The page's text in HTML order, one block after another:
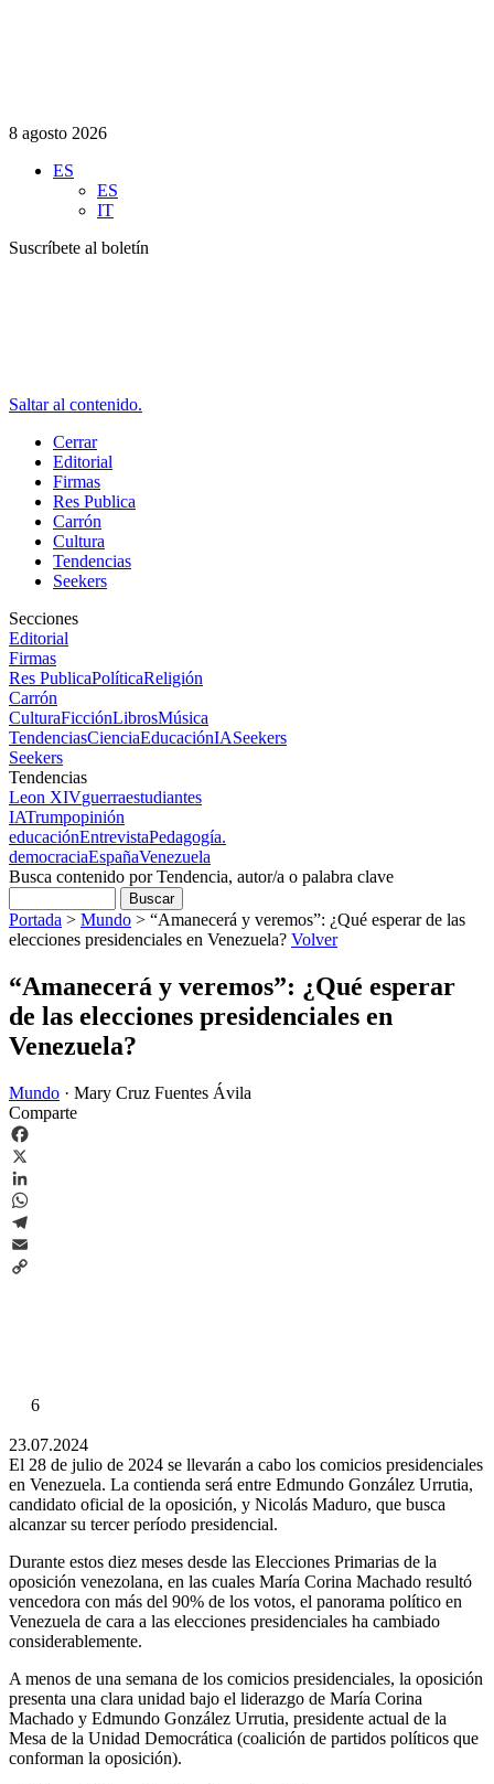
8 agosto 2026
ES
ES
IT
Suscríbete al boletín
Saltar al contenido.
Cerrar
Editorial
Firmas
Res Publica
Carrón
Cultura
Tendencias
Seekers
Secciones
Editorial
Firmas
Res PublicaPolíticaReligión
Carrón
CulturaFicciónLibrosMúsica
TendenciasCienciaEducaciónIASeekers
Seekers
Tendencias
Leon XIVguerraestudiantes
IATrumpopinión
educaciónEntrevistaPedagogía.
democraciaEspañaVenezuela
Busca contenido por Tendencia, autor/a o palabra clave
Portada > Mundo > “Amanecerá y veremos”: ¿Qué esperar de las
elecciones presidenciales en Venezuela? Volver
“Amanecerá y veremos”: ¿Qué esperar
de las elecciones presidenciales en
Venezuela?
Mundo · Mary Cruz Fuentes Ávila
Comparte
Facebook
X
LinkedIn
WhatsApp
Telegram
Email
6
23.07.2024
El 28 de julio de 2024 se llevarán a cabo los comicios presidenciales
en Venezuela. La contienda será entre Edmundo González Urrutia,
candidato oficial de la oposición, y Nicolás Maduro, que busca
alcanzar su tercer período presidencial.
Durante estos diez meses desde las Elecciones Primarias de la
oposición venezolana, en las cuales María Corina Machado resultó
vencedora con más del 90% de los votos, el panorama político en
Venezuela de cara a las elecciones presidenciales ha cambiado
considerablemente.
A menos de una semana de los comicios presidenciales, la oposición
presenta una clara unidad bajo el liderazgo de María Corina
Machado y Edmundo González Urrutia, presidente actual de la
Mesa de la Unidad Democrática (coalición de partidos políticos que
conforman la oposición).